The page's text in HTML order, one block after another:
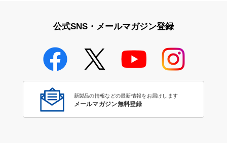
公式SNS・メールマガジン登録
新製品の情報などの最新情報をお届けします
メールマガジン無料登録